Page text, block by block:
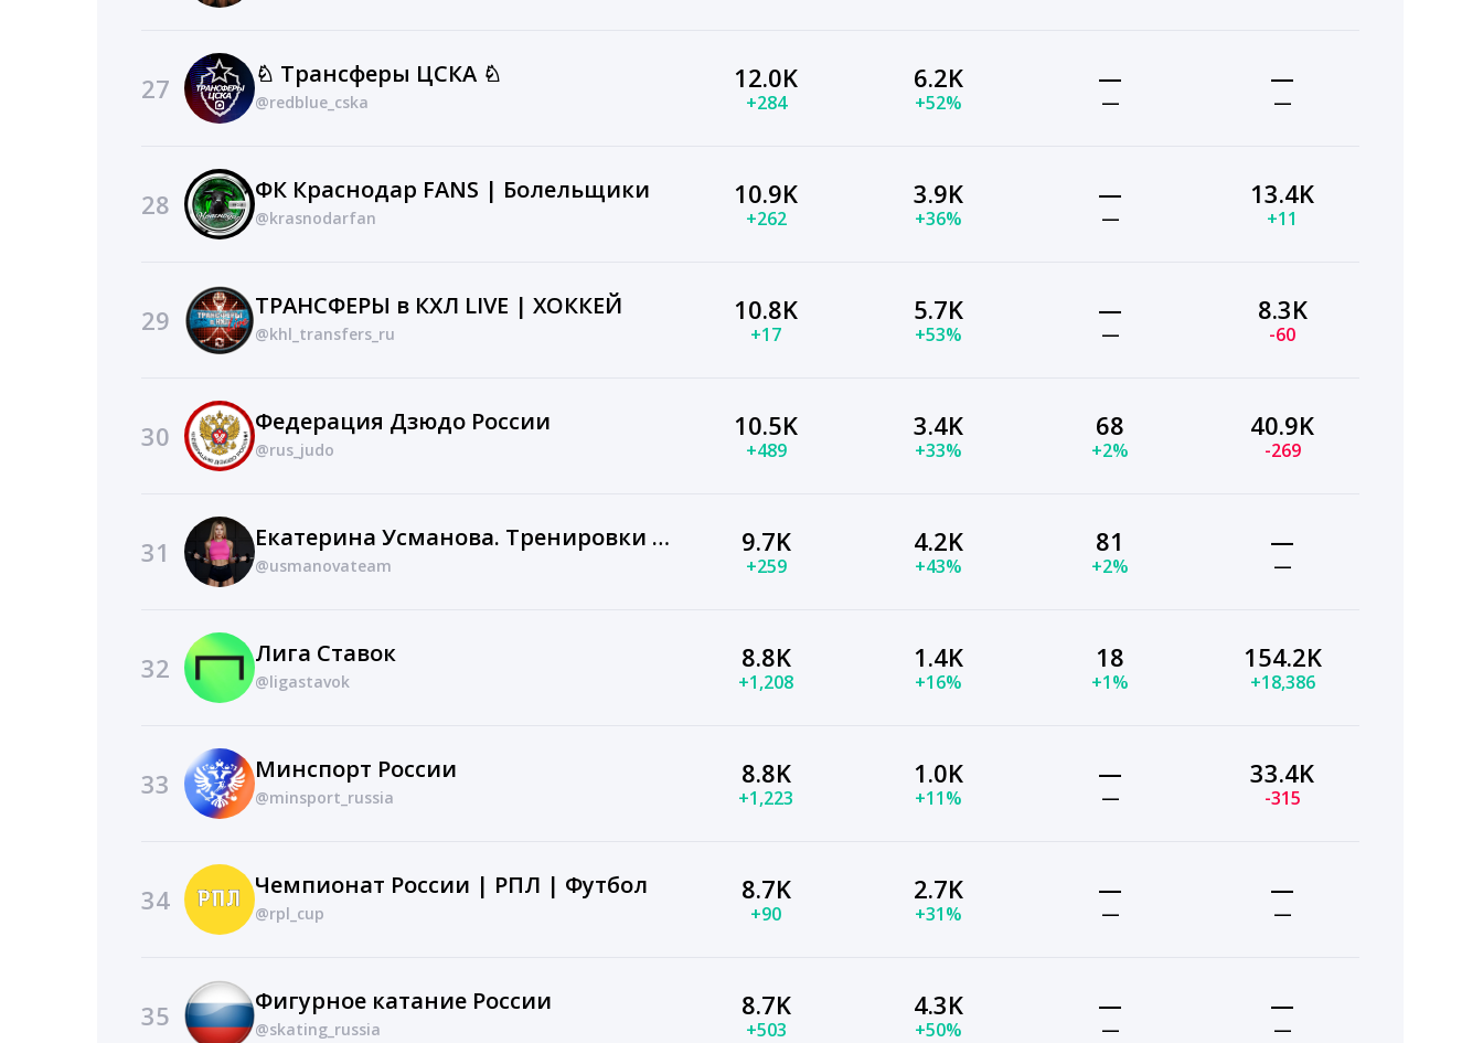
27 ♘ Трансферы ЦСКА ♘
@redblue_cska
12.0K
+284
6.2K
+52%
—
—
—
—
28 ФК Краснодар FANS | Болельщики
@krasnodarfan
10.9K
+262
3.9K
+36%
—
—
13.4K
+11
29 ТРАНСФЕРЫ в КХЛ LIVE | ХОККЕЙ
@khl_transfers_ru
10.8K
+17
5.7K
+53%
—
—
8.3K
-60
30 Федерация Дзюдо России
@rus_judo
10.5K
+489
3.4K
+33%
68
+2%
40.9K
-269
31 Екатерина Усманова. Тренировки с заботой о теле
@usmanovateam
9.7K
+259
4.2K
+43%
81
+2%
—
—
32 Лига Ставок
@ligastavok
8.8K
+1,208
1.4K
+16%
18
+1%
154.2K
+18,386
33 Минспорт России
@minsport_russia
8.8K
+1,223
1.0K
+11%
—
—
33.4K
-315
34 Чемпионат России | РПЛ | Футбол
@rpl_cup
8.7K
+90
2.7K
+31%
—
—
—
—
35 Фигурное катание России
@skating_russia
8.7K
+503
4.3K
+50%
—
—
—
—